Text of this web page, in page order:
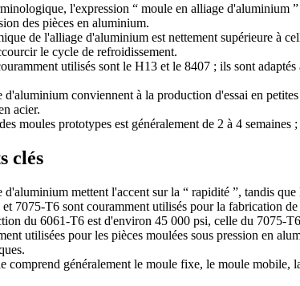
l'expression “ moule en alliage d'aluminium
des pièces en aluminium.
de l'alliage d'aluminium est nettement supérieure à
le cycle de refroidissement.
utilisés sont le H13 et le 8407 ; ils sont
d'aluminium conviennent à la production d'essai en
acier.
moules prototypes est généralement de 2 à 4
clés
d'aluminium mettent l'accent sur la “ rapidité ”, tandis
7075-T6 sont couramment utilisés pour la fabrication
du 6061-T6 est d'environ 45 000 psi, celle du 7075-
utilisées pour les pièces moulées sous pression en
comprend généralement le moule fixe, le moule mobile,